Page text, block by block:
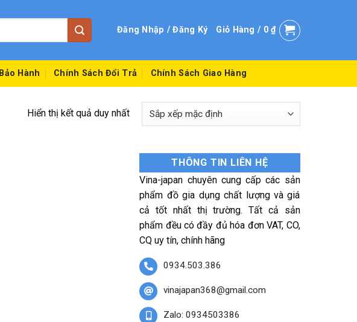
Đăng Nhập / Đăng Ký Giỏ Hàng / 0₫
Hành Chính Sách Đổi Trả Chính Sách Giao Hàng
Hiển thị kết quả duy nhất
THÔNG TIN LIÊN HỆ
Vina-japan chuyên cung cấp các sản
phẩm đồ gia dụng chất lượng và giá
cả tốt nhất thị trường. Tất cả sản
phẩm đều có đầy đủ hóa đơn VAT, CO,
CQ uy tín, chính hãng
0934.503.386
vinajapan368@gmail.com
Zalo: 0934503386